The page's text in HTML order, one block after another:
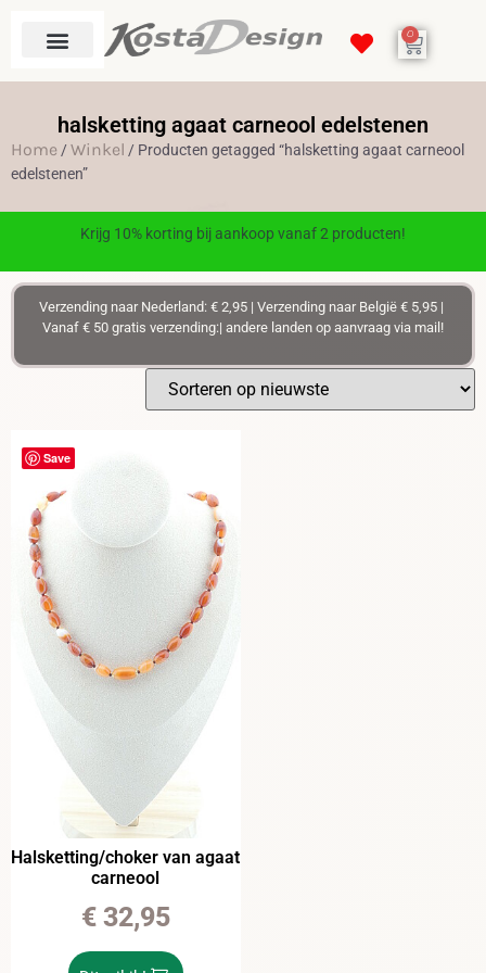
0
halsketting agaat carneool edelstenen
Home /Winkel / Producten getagged “halsketting agaat carneool
edelstenen”
Krijg 10% korting bij aankoop vanaf 2 producten!
Verzending naar Nederland: € 2,95 | Verzending naar België € 5,95 |
Vanaf € 50 gratis verzending:| andere landen op aanvraag via mail!
Save
Halsketting/choker van agaat
carneool
€32,95